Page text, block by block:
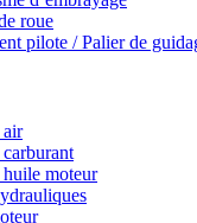
roue
pilote / Palier de
air
moteur